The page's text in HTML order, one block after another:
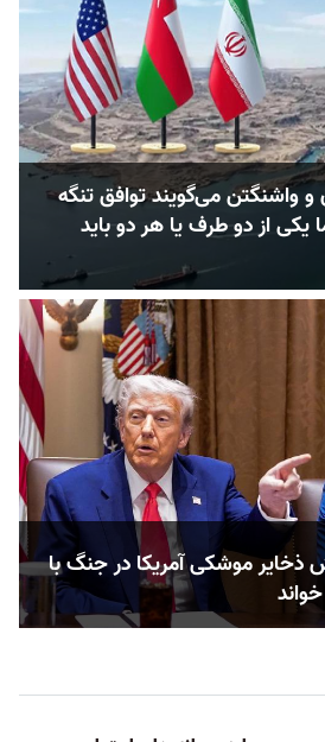
واشنگتن می‌گویند توافق تنگه
یکی از دو طرف یا هر دو باید
موشکی آمریکا در جنگ با